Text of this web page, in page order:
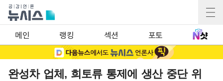
메인 랭킹 섹션 포토
완성차 업체, 희토류 통제에 생산 중단 위